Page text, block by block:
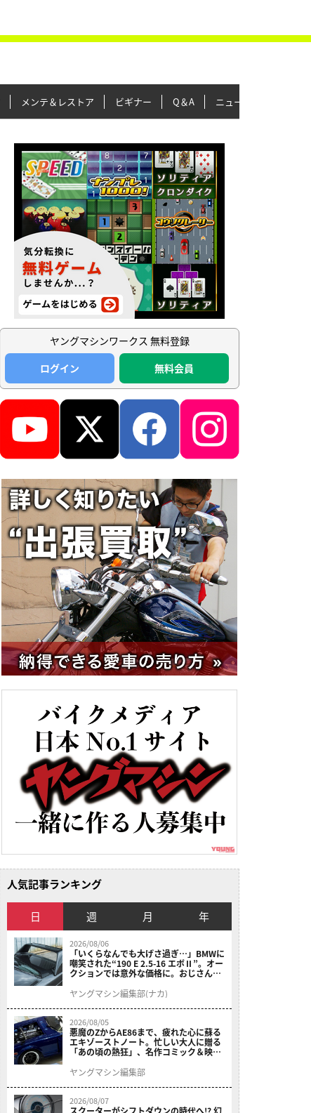
メンテ＆レストア ビギナー Q＆A ニュース＆トピックス
ヤングマシンワークス 無料登録
ログイン
無料会員
人気記事ランキング
日 週 月 年
2026/08/06
「いくらなんでも大げさ過ぎ…」BMWに
嘲笑された“190 E 2.5-16 エボⅡ”。オー
クションでは意外な価格に。おじさん達
ヤングマシン編集部(ナカ)
2026/08/05
悪魔のZからAE86まで、疲れた心に蘇る
エキゾーストノート。忙しい大人に贈る
「あの頃の熱狂」、名作コミック＆映画
結！
ヤングマシン編集部
2026/08/07
スクーターがシフトダウンの時代へ!? 幻